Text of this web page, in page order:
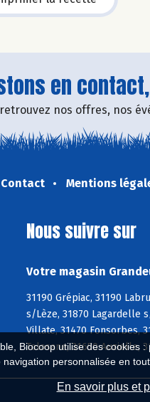
Biocoop utilise des
personnalisée en
En savoir plus et
en
nos offres, nos
Contact Mentions
Nous suivre sur
Votre magasin
31190 Grépiac, 31190
s/Lèze, 31870 Lagardelle
Villate, 31470 Fonsorbes,
Tolosane, 31650 Auzielle,